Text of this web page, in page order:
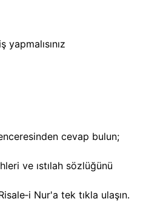
cevap bulun;
ve ıstılah sözlüğünü
Nur'a tek tıkla ulaşın.
Hesabı